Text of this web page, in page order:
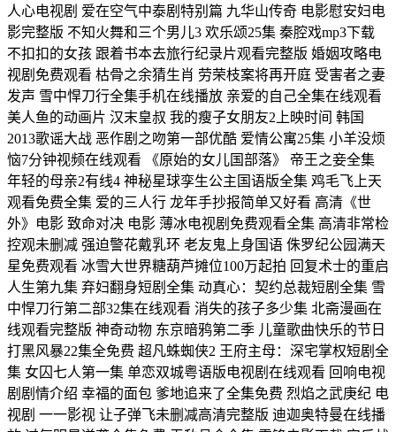
人心电视剧 爱在空气中泰剧特别篇 九华山传奇 电影慰安妇电
影完整版 不知火舞和三个男儿3 欢乐颂25集 秦腔戏mp3下载
不扣扣的女孩 跟着书本去旅行纪录片观看完整版 婚姻攻略电
视剧免费观看 枯骨之余猜生肖 劳荣枝案将再开庭 受害者之妻
发声 雪中悍刀行全集手机在线播放 亲爱的自己全集在线观看
美人鱼的动画片 汉末皇叔 我的瘦子女朋友2上映时间 韩国
2013歌谣大战 恶作剧之吻第一部优酷 爱情公寓25集 小羊没烦
恼7分钟视频在线观看 《原始的女儿国部落》 帝王之妾全集
年轻的母亲2有线4 神秘星球孪生公主国语版全集 鸡毛飞上天
观看免费全集 爱的三人行 龙年手抄报简单又好看 高清《世
外》电影 致命对决 电影 薄冰电视剧免费观看全集 高清非常检
控观未删减 强迫警花戴乳环 老友鬼上身国语 侏罗纪公园满天
星免费观看 冰雪大世界糖葫芦摊位100万起拍 回复术士的重启
人生第九集 弃妇翻身短剧全集 动真心：契约总裁短剧全集 雪
中悍刀行第二部32集在线观看 消失的孩子多少集 北斋漫画在
线观看完整版 神奇动物 东京暗鸦第二季 儿童歌曲快乐的节日
打黑风暴22集全免费 超凡蛛蜘侠2 王府主母：深宅掌权短剧全
集 女囚七人第一集 单恋双城粤语版电视剧在线观看 回响电视
剧剧情介绍 幸福的面包 爹地追来了全集免费 烈焰之武庚纪 电
视剧 一一影视 让子弹飞未删减高清完整版 迪迦奥特曼在线播